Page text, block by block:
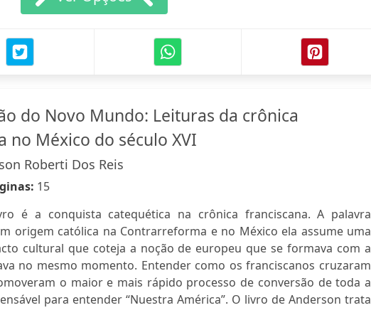
do Novo Mundo: Leituras da crônica
no México do século XVI
Roberti Dos Reis
15
é a conquista catequética na crônica franciscana. A palavra
origem católica na Contrarreforma e no México ela assume uma
cultural que coteja a noção de europeu que se formava com a
no mesmo momento. Entender como os franciscanos cruzaram
o maior e mais rápido processo de conversão de toda a
para entender “Nuestra América”. O livro de Anderson trata